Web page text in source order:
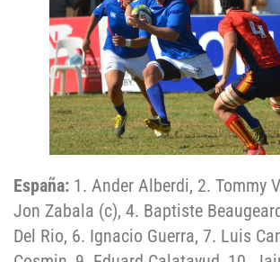
España: 1. Ander Alberdi, 2. Tommy
Jon Zabala (c), 4. Baptiste
Del Rio, 6. Ignacio Guerra, 7. Luis